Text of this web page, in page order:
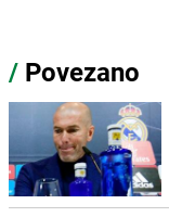
/ Povezano